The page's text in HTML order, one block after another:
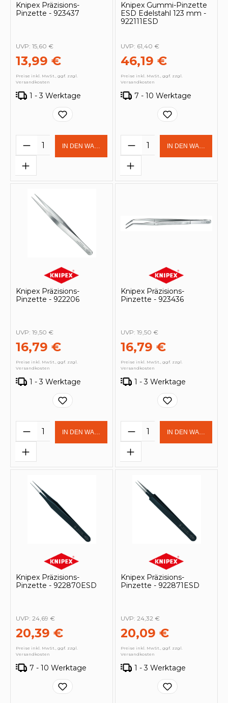
Knipex Präzisions-
Pinzette - 923437
13,99 €
UVP: 15,60 €
Preise inkl. MwSt., ggf. zzgl.
Versandkosten
1 - 3 Werktage
Produkt Anzahl: Gib den
IN DEN WARENKORB
Knipex Gummi-Pinzette
ESD Edelstahl 123 mm -
922111ESD
46,19 €
UVP: 61,40 €
Preise inkl. MwSt., ggf. zzgl.
Versandkosten
7 - 10 Werktage
Produkt Anzahl:
IN DEN
Knipex Präzisions-
Pinzette - 922206
16,79 €
UVP: 19,50 €
Preise inkl. MwSt., ggf. zzgl.
Versandkosten
1 - 3 Werktage
Produkt Anzahl: Gib den
IN DEN WARENKORB
Knipex Präzisions-
Pinzette - 923436
16,79 €
UVP: 19,50 €
Preise inkl. MwSt., ggf. zzgl.
Versandkosten
1 - 3 Werktage
Produkt Anzahl:
IN DEN
Knipex Präzisions-
Pinzette - 922870ESD
20,39 €
UVP: 24,69 €
Preise inkl. MwSt., ggf. zzgl.
Versandkosten
7 - 10 Werktage
Knipex Präzisions-
Pinzette - 922871ESD
20,09 €
UVP: 24,32 €
Preise inkl. MwSt., ggf. zzgl.
Versandkosten
1 - 3 Werktage